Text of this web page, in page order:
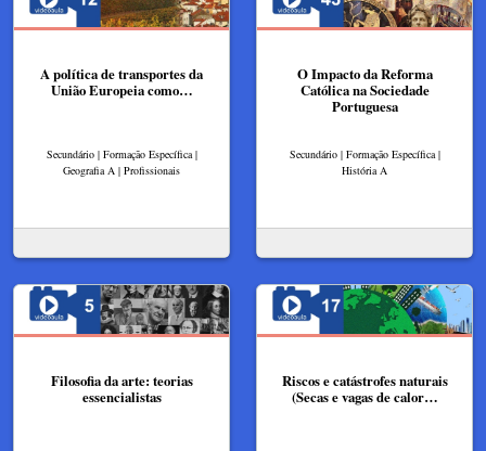
A política de transportes da
União Europeia como…
Secundário | Formação Específica |
Geografia A | Profissionais
O Impacto da Reforma
Católica na Sociedade
Portuguesa
Secundário | Formação Específica |
História A
Filosofia da arte: teorias
essencialistas
Riscos e catástrofes naturais
(Secas e vagas de calor…